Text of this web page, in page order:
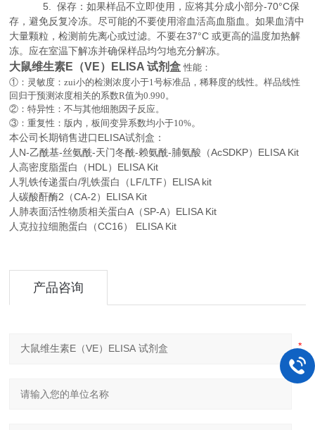
5. 保存：如果样品不立即使用，应将其分成小部分-70°C保
存，避免反复冷冻。尽可能的不要使用溶血活高血脂血。如果血清中
大量颗粒，检测前先离心或过滤。不要在37°C 或更高的温度加热解
冻。应在室温下解冻并确保样品均匀地充分解冻。
大鼠维生素E（VE）ELISA 试剂盒性能：
①：灵敏度：zui小的检测浓度小于1号标准品，稀释度的线性。样品线性
回归于预测浓度相关的系数R值为0.990。
②：特异性：不与其他细胞因子反应。
③：重复性：版内，板间变异系数均小于10%。
本公司长期销售进口ELISA试剂盒：
人N-乙酰基-丝氨酰-天门冬酰-赖氨酰-脯氨酸（AcSDKP）ELISA Kit
人高密度脂蛋白（HDL）ELISA Kit
人乳铁传递蛋白/乳铁蛋白（LF/LTF）ELISA kit
人碳酸酐酶2（CA-2）ELISA Kit
人肺表面活性物质相关蛋白A（SP-A）ELISA Kit
人克拉拉细胞蛋白（CC16） ELISA Kit
产品咨询